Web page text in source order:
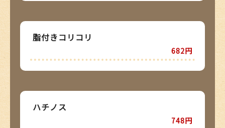
脂付きコリコリ
682円
ハチノス
748円